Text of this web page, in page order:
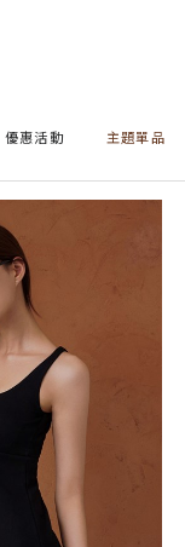
優惠活動 主題單品